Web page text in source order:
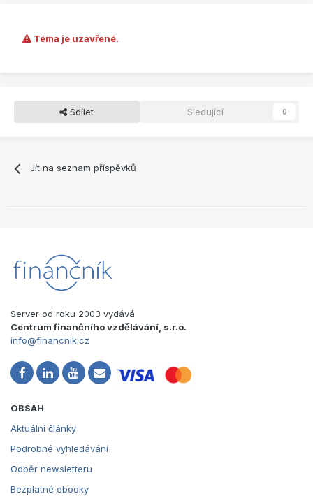
Téma je uzavřené.
Sdílet Sledující 0
Jít na seznam příspěvků
Server od roku 2003 vydává
Centrum finančního vzdělávání, s.r.o.
info@financnik.cz
OBSAH
Aktuální články
Podrobné vyhledávání
Odběr newsletteru
Bezplatné ebooky